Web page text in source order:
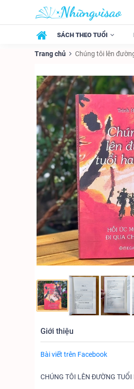
SÁCH THEO TUỔI
Trang chủ Chúng tôi lên
Giới thiệu
Bài viết trên Facebook
CHÚNG TÔI LÊN ĐƯỜNG